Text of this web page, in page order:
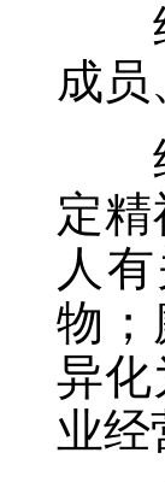
经
成
经
定
人
物；
异化
业经